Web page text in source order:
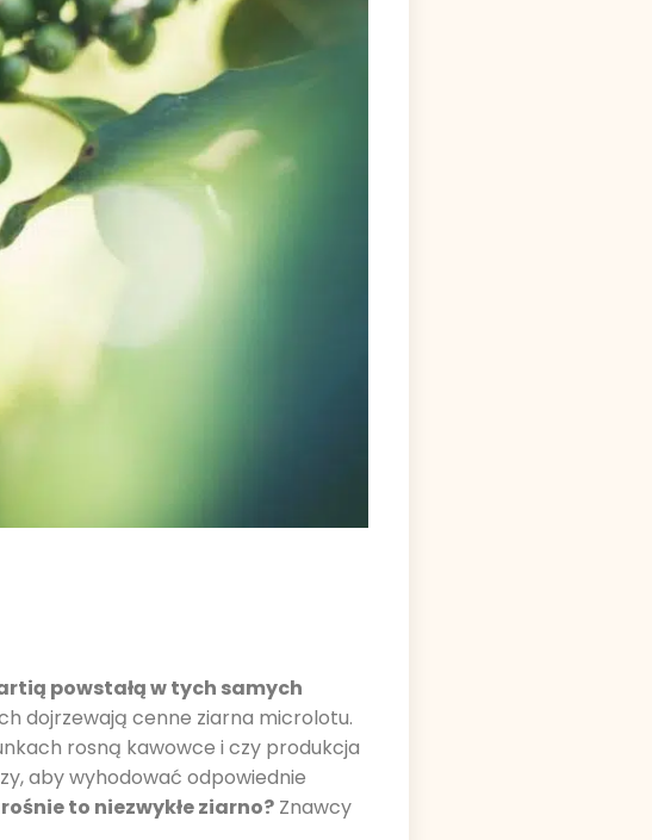
powstałą w tych samych
dojrzewają cenne ziarna microlotu.
rosną kawowce i czy produkcja
aby wyhodować odpowiednie
to niezwykłe ziarno? Znawcy